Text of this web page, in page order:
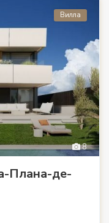
8
Вилла
Плана-де-